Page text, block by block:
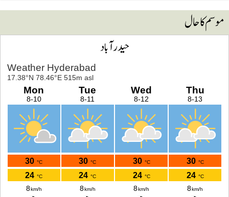
کا حال
حیدرآباد